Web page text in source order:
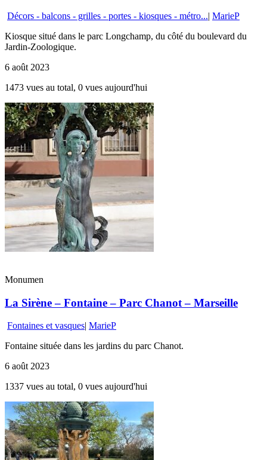
Décors - balcons - grilles - portes - kiosques - métro...| MarieP
Kiosque situé dans le parc Longchamp, du côté du boulevard du
Jardin-Zoologique.
6 août 2023
1473 vues au total, 0 vues aujourd'hui
Monumen
La Sirène – Fontaine – Parc Chanot – Marseille
Fontaines et vasques| MarieP
Fontaine située dans les jardins du parc Chanot.
6 août 2023
1337 vues au total, 0 vues aujourd'hui